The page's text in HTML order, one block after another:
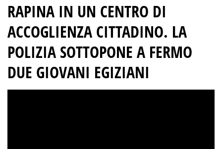
RAPINA IN UN CENTRO DI
ACCOGLIENZA CITTADINO. LA
POLIZIA SOTTOPONE A FERMO
DUE GIOVANI EGIZIANI